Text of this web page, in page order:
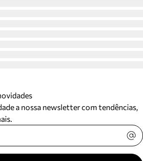
a nossa newsletter com tendências,